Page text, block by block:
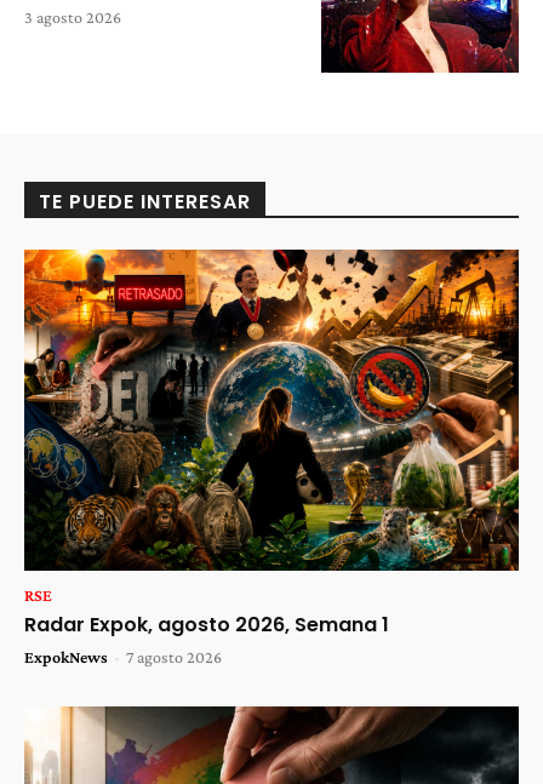
3 agosto 2026
TE PUEDE INTERESAR
RSE
Radar Expok, agosto 2026, Semana 1
ExpokNews - 7 agosto 2026